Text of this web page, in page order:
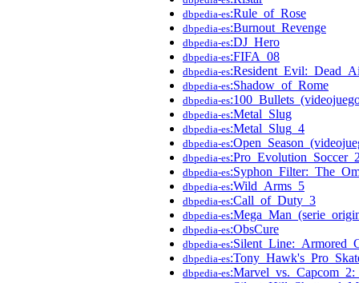
dbpedia-es:Rule_of_Rose
dbpedia-es:Burnout_Revenge
dbpedia-es:DJ_Hero
dbpedia-es:FIFA_08
dbpedia-es
dbpedia-es:Shadow_of_Rome
dbpedia-es
dbpedia-es:Metal_Slug
dbpedia-es:Metal_Slug_4
dbpedia-es
dbpedia-es
dbpedia-es
dbpedia-es:Wild_Arms_5
dbpedia-es:Call_of_Duty_3
dbpedia-es
dbpedia-es:ObsCure
dbpedia-es
dbpedia-es
dbpedia-es